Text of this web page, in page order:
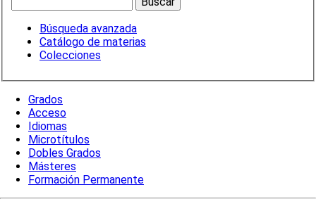
Búsqueda avanzada
Catálogo de materias
Colecciones
Grados
Acceso
Idiomas
Microtítulos
Dobles Grados
Másteres
Formación Permanente